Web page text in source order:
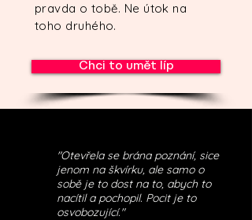
pravda o tobě. Ne útok na
toho druhého.
Chci to umět líp
"Otevřela se brána poznání, sice
jenom na škvírku, ale samo o
sobě je to dost na to, abych to
nacítil a pochopil. Pocit je to
osvobozující."